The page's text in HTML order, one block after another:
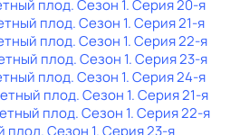
плод. Сезон 1. Серия 20-я
плод. Сезон 1. Серия 21-я
плод. Сезон 1. Серия 22-я
плод. Сезон 1. Серия 23-я
плод. Сезон 1. Серия 24-я
плод. Сезон 1. Серия 21-я
плод. Сезон 1. Серия 22-я
плод. Сезон 1. Серия 23-я